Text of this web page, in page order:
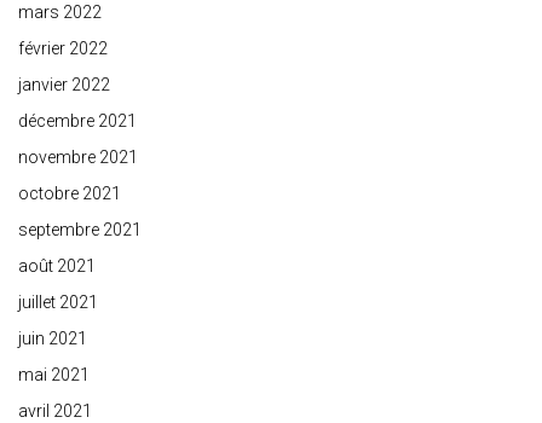
mars 2022
février 2022
janvier 2022
décembre 2021
novembre 2021
octobre 2021
septembre 2021
août 2021
juillet 2021
juin 2021
mai 2021
avril 2021